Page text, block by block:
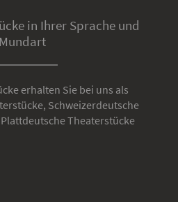
in Ihrer Sprache und
Mundart
erhalten Sie bei uns als
Schweizerdeutsche
Theaterstücke